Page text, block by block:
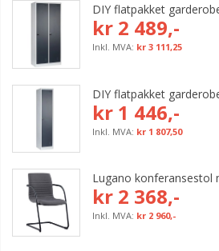
kr 2 489,-
kr 3 111,25
kr 1 446,-
kr 1 807,50
kr 2 368,-
kr 2 960,-